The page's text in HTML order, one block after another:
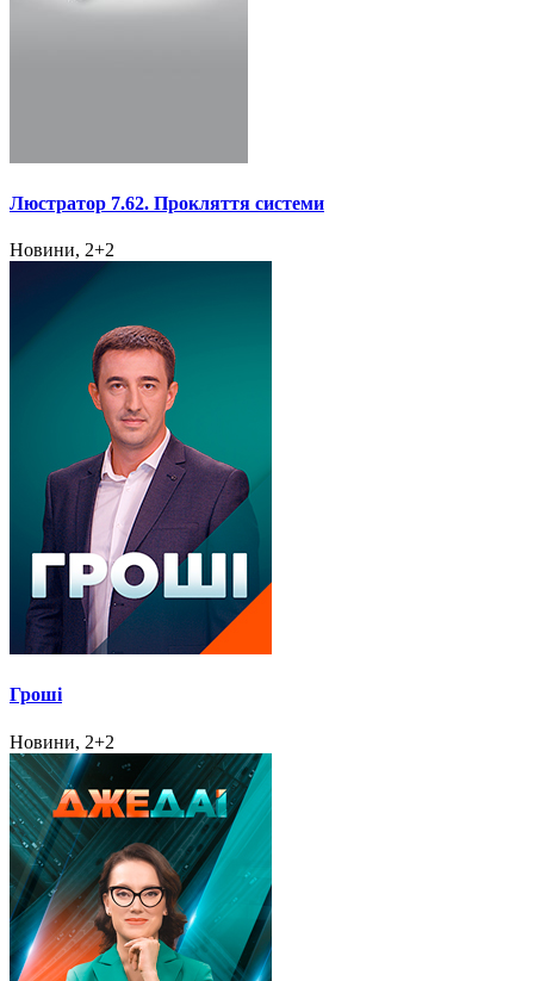
Люстратор 7.62. Прокляття системи
Новини, 2+2
Гроші
Новини, 2+2